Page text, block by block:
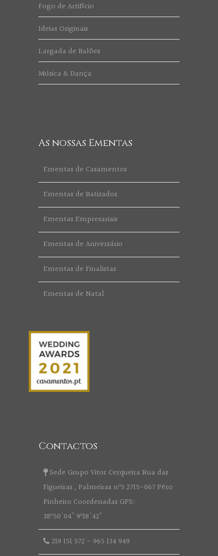
Fogo de Artifício
Ideias Originais
Largada de Balões
Música & Dança
As nossas Ementas
Ementas de Casamentos
Ementas de Batizados
Ementas Empresariais
Ementas de Aniversário
Ementas de Finalistas
Ementas de Natal
Contactos
Sede Grupo Vitor Cerqueira Rua das
Figueiras , Palmeiras nº5 2715-067 Pêro
Pinheiro Coordenadas GPS:
38º50'04" 9º18'42"
219 151 572 - 965 134 949